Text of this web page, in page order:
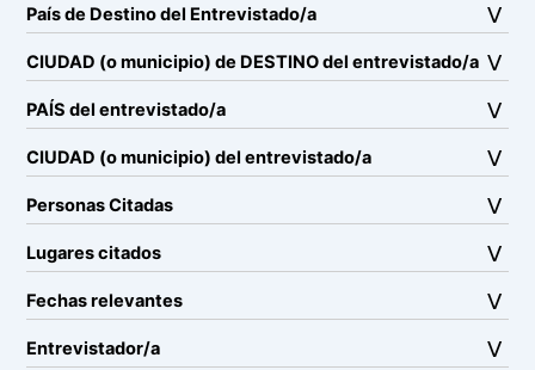
País de Destino del Entrevistado/a
CIUDAD (o municipio) de DESTINO del entrevistado/a
PAÍS del entrevistado/a
CIUDAD (o municipio) del entrevistado/a
Personas Citadas
Lugares citados
Fechas relevantes
Entrevistador/a